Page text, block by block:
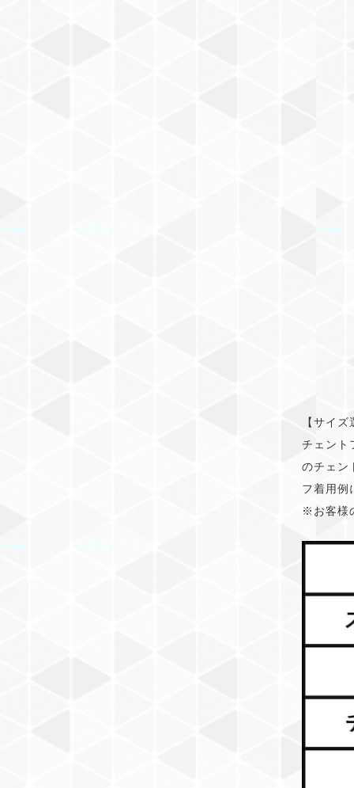
【サイ
チェント
のチェン
フ着用例
※お客様